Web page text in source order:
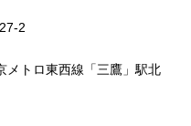
2
メトロ東西線「三鷹」駅北